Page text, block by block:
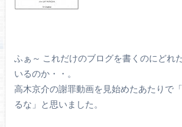
ふぁ～ これだけのブログを書くのにどれ
いるのか・・。
高木京介の謝罪動画を見始めたあたりで
るな」と思いました。